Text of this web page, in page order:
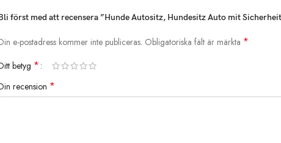
först med att recensera ”Hunde Autositz, Hundesitz Auto mit
e-postadress kommer inte publiceras. Obligatoriska fält är märkta *
betyg *
recension *